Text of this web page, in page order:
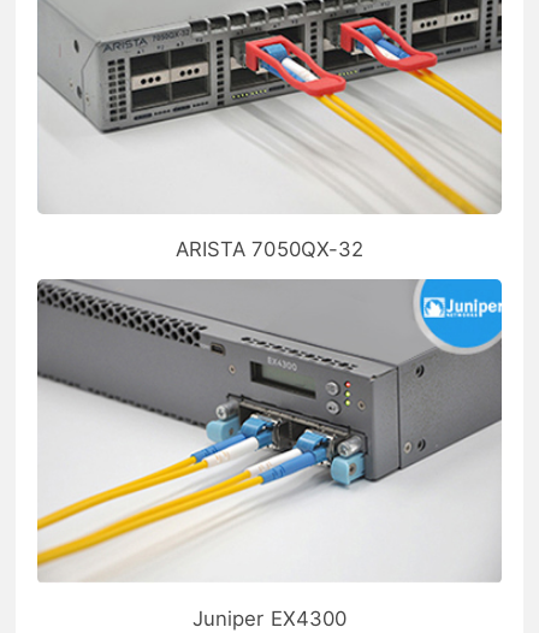
ARISTA 7050QX-32
Juniper EX4300